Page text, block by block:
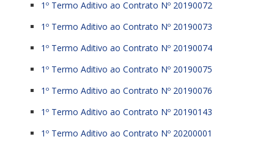
1º Termo Aditivo ao Contrato Nº 20190072
1º Termo Aditivo ao Contrato Nº 20190073
1º Termo Aditivo ao Contrato Nº 20190074
1º Termo Aditivo ao Contrato Nº 20190075
1º Termo Aditivo ao Contrato Nº 20190076
1º Termo Aditivo ao Contrato Nº 20190143
1º Termo Aditivo ao Contrato Nº 20200001